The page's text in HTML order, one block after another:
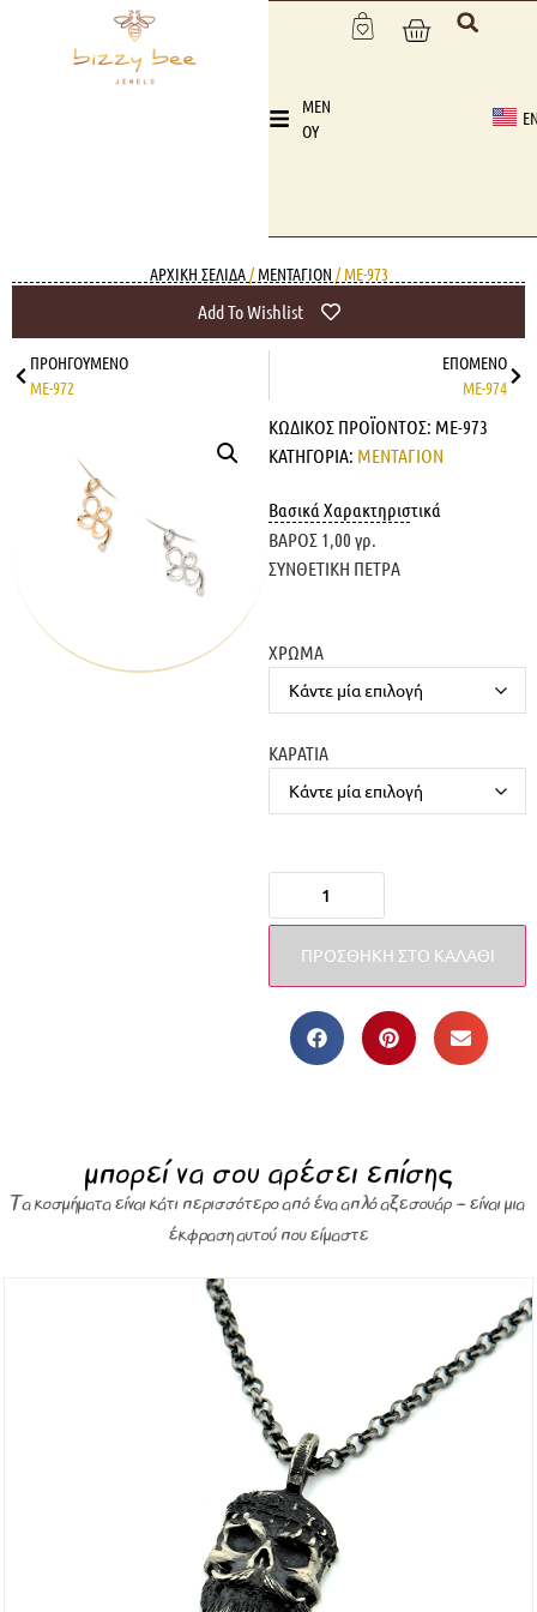
MEN
OY
ΑΡΧΙΚΉ ΣΕΛΊΔΑ/ ΜΕΝΤΑΓΙΟΝ / ME-973
Add To Wishlist
ΠΡΟΗΓΟΎΜΕΝΟ
ME-972
ΕΠΌΜΕΝΟ
ME-974
ΚΩΔΙΚΌΣ ΠΡΟΪΌΝΤΟΣ: ME-973
ΚΑΤΗΓΟΡΊΑ: ΜΕΝΤΑΓΙΟΝ
Βασικά Χαρακτηριστικά
ΒΑΡΟΣ 1,00 γρ.
ΣΥΝΘΕΤΙΚΗ ΠΕΤΡΑ
ΧΡΩΜΑ
ΚΑΡΑΤΙΑ
ΠΡΟΣΘΉΚΗ ΣΤΟ ΚΑΛΆΘΙ
μπορεί να σου αρέσει επίσης
Τα κοσμήματα είναι κάτι περισσότερο από ένα απλό αξεσουάρ – είναι μια
έκφραση αυτού που είμαστε